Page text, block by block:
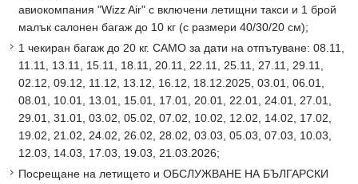
авиокомпания "Wizz Air" с включени летищни такси и 1 брой
малък салонен багаж до 10 кг (с размери 40/30/20 см);
1 чекиран багаж до 20 кг. САМО за дати на отпътуване: 08.11,
11.11, 13.11, 15.11, 18.11, 20.11, 22.11, 25.11, 27.11, 29.11,
02.12, 09.12, 11.12, 13.12, 16.12, 18.12.2025, 03.01, 06.01,
08.01, 10.01, 13.01, 15.01, 17.01, 20.01, 22.01, 24.01, 27.01,
29.01, 31.01, 03.02, 05.02, 07.02, 10.02, 12.02, 14.02, 17.02,
19.02, 21.02, 24.02, 26.02, 28.02, 03.03, 05.03, 07.03, 10.03,
12.03, 14.03, 17.03, 19.03, 21.03.2026;
Посрещане на летището и ОБСЛУЖВАНЕ НА БЪЛГАРСКИ